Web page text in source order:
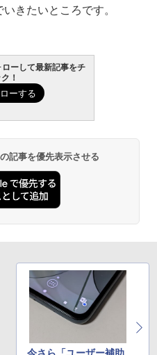
きたいところです。
ーして最新記事をチ
！
記事を優先表示させる
今さら「ユーザー補助